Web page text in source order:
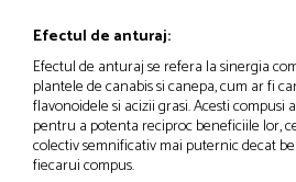
Efectul de anturaj:
Efectul de anturaj se refera la sinergia
plantele de canabis si canepa, cum ar fi
flavonoidele si acizii grasi. Acesti compusi
pentru a potenta reciproc beneficiile lor,
colectiv semnificativ mai puternic decat
fiecarui compus.